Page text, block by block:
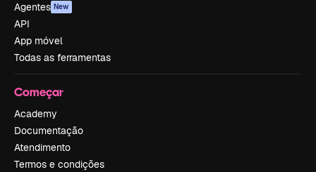
Agentes New
API
App móvel
Todas as ferramentas
Começar
Academy
Documentação
Atendimento
Termos e condições